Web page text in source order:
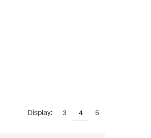
Display: 3 4 5